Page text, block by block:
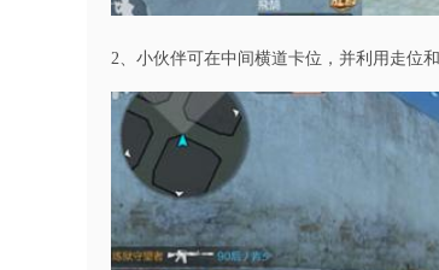
2、小伙伴可在中间横道卡位，并利用走位